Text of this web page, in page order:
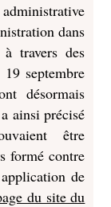
dans
travers des
septembre
désormais
ainsi précisé
être
formé contre
de
du site du